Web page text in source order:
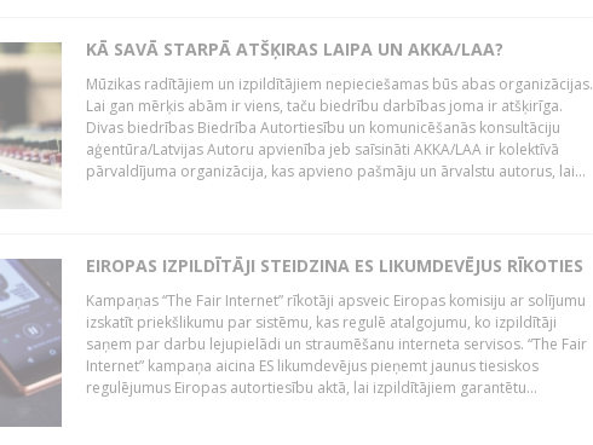
KĀ SAVĀ STARPĀ ATŠĶIRAS LAIPA UN AKKA/LAA?
Mūzikas radītājiem un izpildītājiem nepieciešamas būs abas organizācijas.
Lai gan mērķis abām ir viens, taču biedrību darbības joma ir atšķirīga.
Divas biedrības Biedrība Autortiesību un komunicēšanās konsultāciju
aģentūra/Latvijas Autoru apvienība jeb saīsināti AKKA/LAA ir kolektīvā
pārvaldījuma organizācija, kas apvieno pašmāju un ārvalstu autorus, lai...
EIROPAS IZPILDĪTĀJI STEIDZINA ES LIKUMDEVĒJUS RĪKOTIES
Kampaņas “The Fair Internet” rīkotāji apsveic Eiropas komisiju ar solījumu
izskatīt priekšlikumu par sistēmu, kas regulē atalgojumu, ko izpildītāji
saņem par darbu lejupielādi un straumēšanu interneta servisos. “The Fair
Internet” kampaņa aicina ES likumdevējus pieņemt jaunus tiesiskos
regulējumus Eiropas autortiesību aktā, lai izpildītājiem garantētu...